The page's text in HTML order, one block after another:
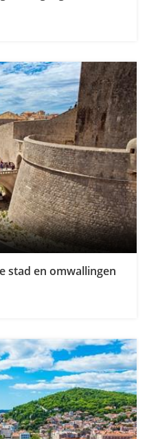
stad en omwallingen